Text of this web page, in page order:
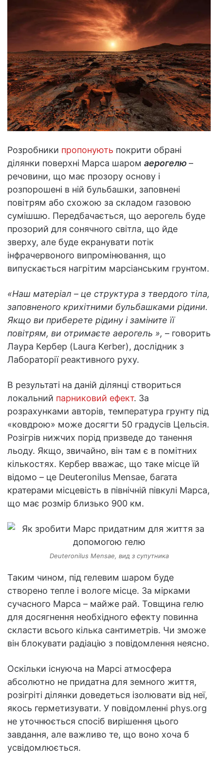
Розробники пропонують покрити обрані
ділянки поверхні Марса шаром аерогелю –
речовини, що має прозору основу і
розпорошені в ній бульбашки, заповнені
повітрям або схожою за складом газовою
сумішшю. Передбачається, що аерогель буде
прозорий для сонячного світла, що йде
зверху, але буде екранувати потік
інфрачервоного випромінювання, що
випускається нагрітим марсіанським грунтом.
«Наш матеріал – це структура з твердого тіла,
заповненого крихітними бульбашками рідини.
Якщо ви приберете рідину і заміните її
повітрям, ви отримаєте аерогель », – говорить
Лаура Кербер (Laura Kerber), дослідник з
Лабораторії реактивного руху.
В результаті на даній ділянці створиться
локальний парниковий ефект. За
розрахунками авторів, температура грунту під
«ковдрою» може досягти 50 градусів Цельсія.
Розігрів нижчих порід призведе до танення
льоду. Якщо, звичайно, він там є в помітних
кількостях. Кербер вважає, що таке місце їй
відомо – це Deuteronilus Mensae, багата
кратерами місцевість в північній півкулі Марса,
що має розмір близько 900 км.
Deuteronilus Mensae, вид з супутника
Таким чином, під гелевим шаром буде
створено тепле і вологе місце. За мірками
сучасного Марса – майже рай. Товщина гелю
для досягнення необхідного ефекту повинна
скласти всього кілька сантиметрів. Чи зможе
він блокувати радіацію з повідомлення неясно.
Оскільки існуюча на Марсі атмосфера
абсолютно не придатна для земного життя,
розігріті ділянки доведеться ізолювати від неї,
якось герметизувати. У повідомленні phys.org
не уточнюється спосіб вирішення цього
завдання, але важливо те, що воно хоча б
усвідомлюється.